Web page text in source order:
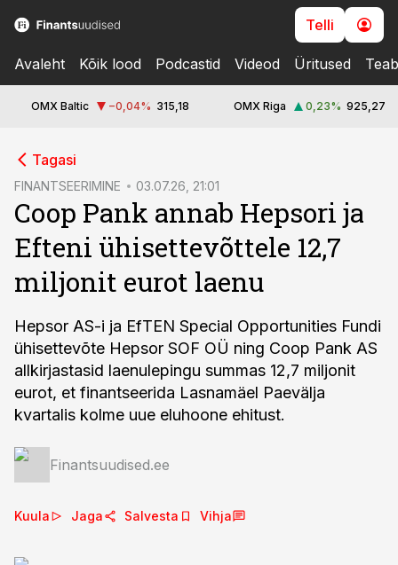
Telli
Avaleht Kõik lood Podcastid Videod Üritused
OMX Baltic −0,04% 315,18 OMX Riga 0,23% 925,27
Tagasi
FINANTSEERIMINE 03.07.26, 21:01
Coop Pank annab Hepsori ja
Efteni ühisettevõttele 12,7
miljonit eurot laenu
Hepsor AS-i ja EfTEN Special Opportunities Fundi
ühisettevõte Hepsor SOF OÜ ning Coop Pank AS
allkirjastasid laenulepingu summas 12,7 miljonit
eurot, et finantseerida Lasnamäel Paevälja
kvartalis kolme uue eluhoone ehitust.
Finantsuudised.ee
Kuula Jaga Salvesta Vihja